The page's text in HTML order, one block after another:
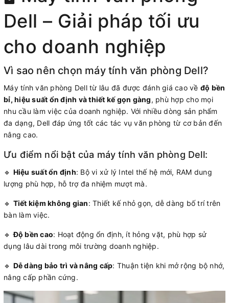
Dell – Giải pháp tối ưu
cho doanh nghiệp
Vì sao nên chọn máy tính văn phòng Dell?
Máy tính văn phòng Dell từ lâu đã được đánh giá cao về độ bền
bỉ, hiệu suất ổn định và thiết kế gọn gàng, phù hợp cho mọi
nhu cầu làm việc của doanh nghiệp. Với nhiều dòng sản phẩm
đa dạng, Dell đáp ứng tốt các tác vụ văn phòng từ cơ bản đến
nâng cao.
Ưu điểm nổi bật của máy tính văn phòng Dell:
🔹 Hiệu suất ổn định: Bộ vi xử lý Intel thế hệ mới, RAM dung
lượng phù hợp, hỗ trợ đa nhiệm mượt mà.
🔹 Tiết kiệm không gian: Thiết kế nhỏ gọn, dễ dàng bố trí trên
bàn làm việc.
🔹Độ bền cao: Hoạt động ổn định, ít hỏng vặt, phù hợp sử
dụng lâu dài trong môi trường doanh nghiệp.
🔹 Dễ dàng bảo trì và nâng cấp: Thuận tiện khi mở rộng bộ nhớ,
nâng cấp phần cứng.